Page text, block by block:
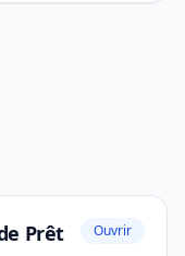
Prêt Ouvrir